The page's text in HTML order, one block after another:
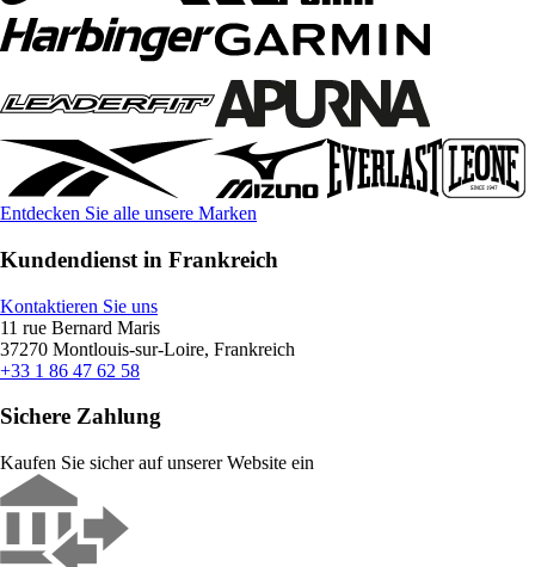
Entdecken Sie alle unsere Marken
Kundendienst in Frankreich
Kontaktieren Sie uns
11 rue Bernard Maris
37270 Montlouis-sur-Loire, Frankreich
+33 1 86 47 62 58
Sichere Zahlung
Kaufen Sie sicher auf unserer Website ein